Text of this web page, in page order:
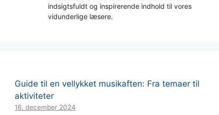
indsigtsfuldt og inspirerende indhold til vores
vidunderlige læsere.
Guide til en vellykket musikaften: Fra temaer til
aktiviteter
16. december 2024